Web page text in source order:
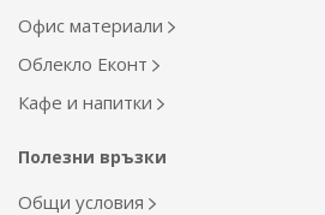
Офис материали
Облекло Еконт
Кафе и напитки
Полезни връзки
Общи условия